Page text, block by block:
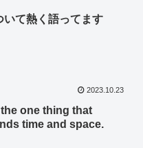
いて熱く語ってます
2023.10.23
one thing that
time and space.